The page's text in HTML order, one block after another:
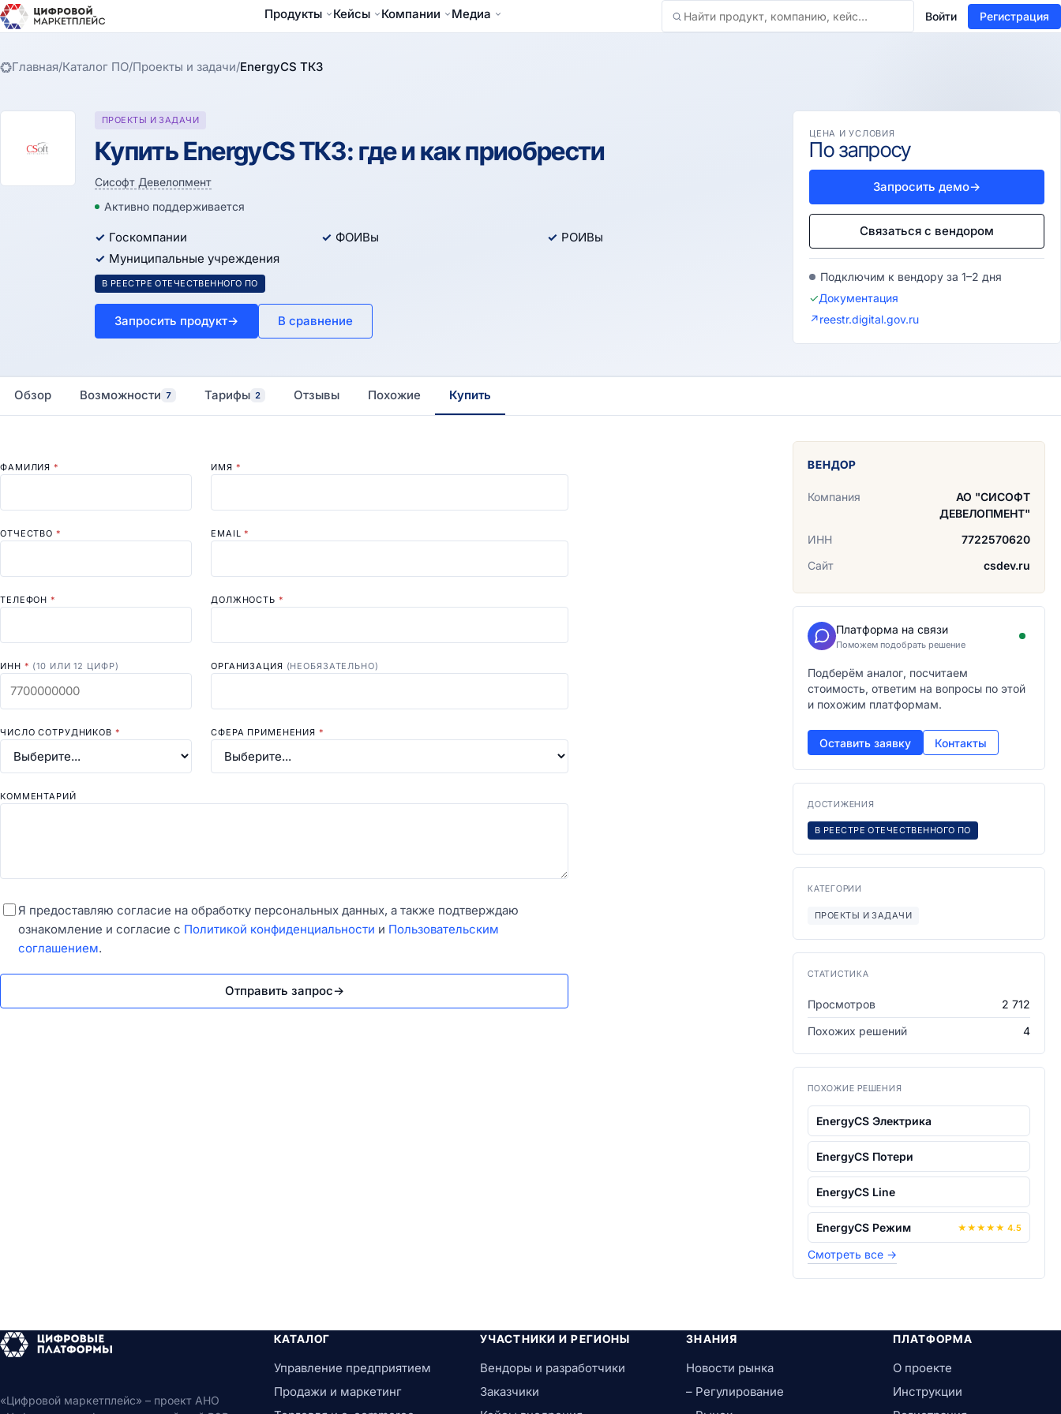
Продукты Кейсы Компании Медиа
Найти Войти Регистрация
Главная/Каталог ПО/Проекты и задачи/EnergyCS ТКЗ
ПРОЕКТЫ И ЗАДАЧИ
Купить EnergyCS ТКЗ: где и как приобрести
Сисофт Девелопмент
Активно поддерживается
Госкомпании ФОИВы
РОИВы
Муниципальные учреждения
В РЕЕСТРЕ ОТЕЧЕСТВЕННОГО ПО
Запросить продукт→ В сравнение
ЦЕНА И УСЛОВИЯ
По запросу
Запросить демо→
Связаться с вендором
Подключим к вендору за 1–2 дня
✓Документация
↗reestr.digital.gov.ru
Обзор Возможности 7 Тарифы 2 Отзывы Похожие Купить
ФАМИЛИЯ* ИМЯ *
ОТЧЕСТВО * EMAIL*
ТЕЛЕФОН* ДОЛЖНОСТЬ *
ИНН * (10 ИЛИ 12 ЦИФР) ОРГАНИЗАЦИЯ (НЕОБЯЗАТЕЛЬНО)
ЧИСЛО СОТРУДНИКОВ * СФЕРА ПРИМЕНЕНИЯ *
КОММЕНТАРИЙ
Я предоставляю согласие на обработку персональных данных, а также подтверждаю
ознакомление и согласие с Политикой конфиденциальности и Пользовательским
соглашением.
Отправить запрос→
ВЕНДОР
Компания
АО "СИСОФТ
ДЕВЕЛОПМЕНТ"
ИНН
7722570620
Сайт
csdev.ru
Платформа на связи
Поможем подобрать решение
Подберём аналог, посчитаем
стоимость, ответим на вопросы по этой
и похожим платформам.
Оставить заявку Контакты
ДОСТИЖЕНИЯ
В РЕЕСТРЕ ОТЕЧЕСТВЕННОГО ПО
КАТЕГОРИИ
ПРОЕКТЫ И ЗАДАЧИ
СТАТИСТИКА
Просмотров
2 712
Похожих решений
4
ПОХОЖИЕ РЕШЕНИЯ
EnergyCS Электрика
EnergyCS Потери
EnergyCS Line
EnergyCS Режим ★ ★ ★ ★ ★ 4.5
Смотреть все →
«Цифровой маркетплейс» – проект АНО
КАТАЛОГ
Управление предприятием
Продажи и маркетинг
УЧАСТНИКИ И РЕГИОНЫ
Вендоры и разработчики
Заказчики
ЗНАНИЯ
Новости рынка
– Регулирование
ПЛАТФОРМА
О проекте
Инструкции